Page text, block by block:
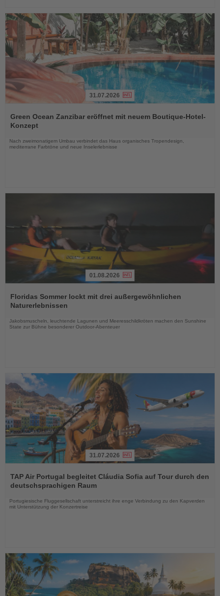
Sie
die
Nachrichten
31.07.2026
Green Ocean Zanzibar eröffnet mit neuem Boutique-Hotel-
Konzept
Nach zweimonatigem Umbau verbindet das Haus organisches Tropendesign,
mediterrane Farbtöne und neue Inselerlebnisse
Sie
die
01.08.2026
Floridas Sommer lockt mit drei außergewöhnlichen
Naturerlebnissen
Jakobsmuscheln, leuchtende Lagunen und Meeresschildkröten machen den Sunshine
State zur Bühne besonderer Outdoor-Abenteuer
Sie
die
31.07.2026
TAP Air Portugal begleitet Cláudia Sofia auf Tour durch den
deutschsprachigen Raum
Portugiesische Fluggesellschaft unterstreicht ihre enge Verbindung zu den Kapverden
mit Unterstützung der Konzertreise